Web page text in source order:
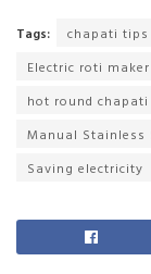
Tags: chapati tips
Electric roti
hot round chapati
Manual Stainless
Saving electricity